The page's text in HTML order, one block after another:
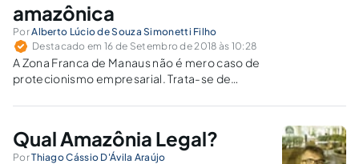
amazônica
PorAlberto Lúcio de Souza Simonetti Filho
Destacado em 16 de Setembro de 2018 às 10:28
A Zona Franca de Manaus não é mero caso de
protecionismo empresarial. Trata-se de
combater as desigualdades socioeconômicas
do país.
Qual Amazônia Legal?
PorThiago Cássio D'Ávila Araújo